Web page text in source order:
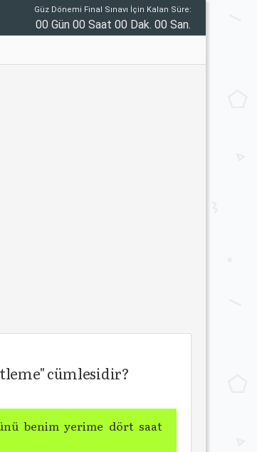
Güz Dönemi Final Sınavı İçin Kalan Süre:
00 Gün 00 Saat 00 Dak. 00 San.
cümlesidir?
benim yerime dört saat